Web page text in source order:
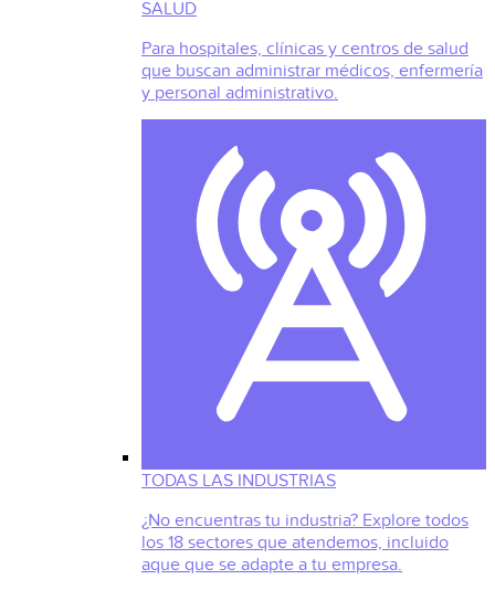
SALUD
Para hospitales, clínicas y centros de salud
que buscan administrar médicos, enfermería
y personal administrativo.
TODAS LAS INDUSTRIAS
¿No encuentras tu industria? Explore todos
los 18 sectores que atendemos, incluido
aque que se adapte a tu empresa.